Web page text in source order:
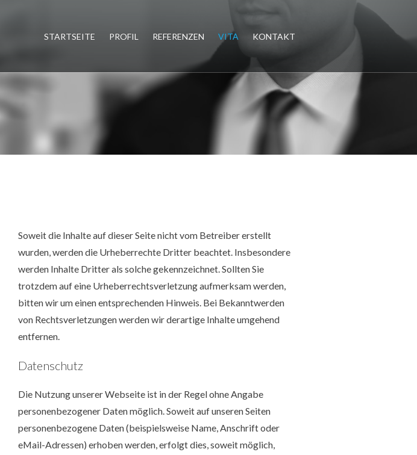
STARTSEITE PROFIL REFERENZEN VITA KONTAKT
Soweit die Inhalte auf dieser Seite nicht vom Betreiber erstellt
wurden, werden die Urheberrechte Dritter beachtet. Insbesondere
werden Inhalte Dritter als solche gekennzeichnet. Sollten Sie
trotzdem auf eine Urheberrechtsverletzung aufmerksam werden,
bitten wir um einen entsprechenden Hinweis. Bei Bekanntwerden
von Rechtsverletzungen werden wir derartige Inhalte umgehend
entfernen.
Datenschutz
Die Nutzung unserer Webseite ist in der Regel ohne Angabe
personenbezogener Daten möglich. Soweit auf unseren Seiten
personenbezogene Daten (beispielsweise Name, Anschrift oder
eMail-Adressen) erhoben werden, erfolgt dies, soweit möglich,